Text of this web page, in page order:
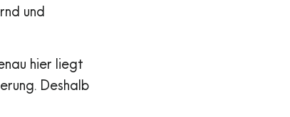
und
hier liegt
Deshalb